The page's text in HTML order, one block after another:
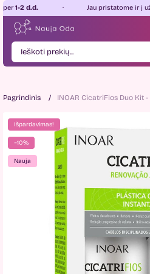
d.d. Jau pristatome ir į užsienį!
Pagrindinis INOAR CicatriFios Duo Kit
Išpardavimas!
−10%
Nauja